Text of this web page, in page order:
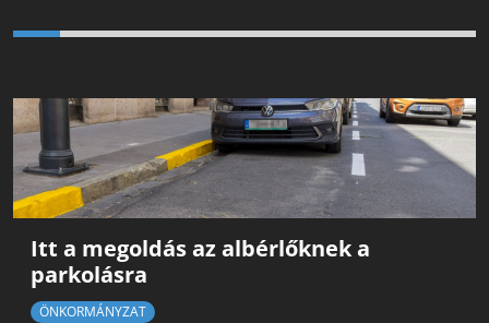
Itt a megoldás az albérlőknek a
parkolásra
ÖNKORMÁNYZAT